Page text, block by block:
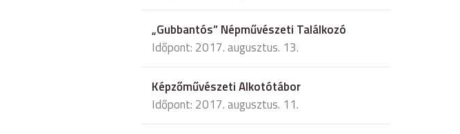
„Gubbantós” Népművészeti Találkozó
Időpont: 2017. augusztus. 13.
Képzőművészeti Alkotótábor
Időpont: 2017. augusztus. 11.